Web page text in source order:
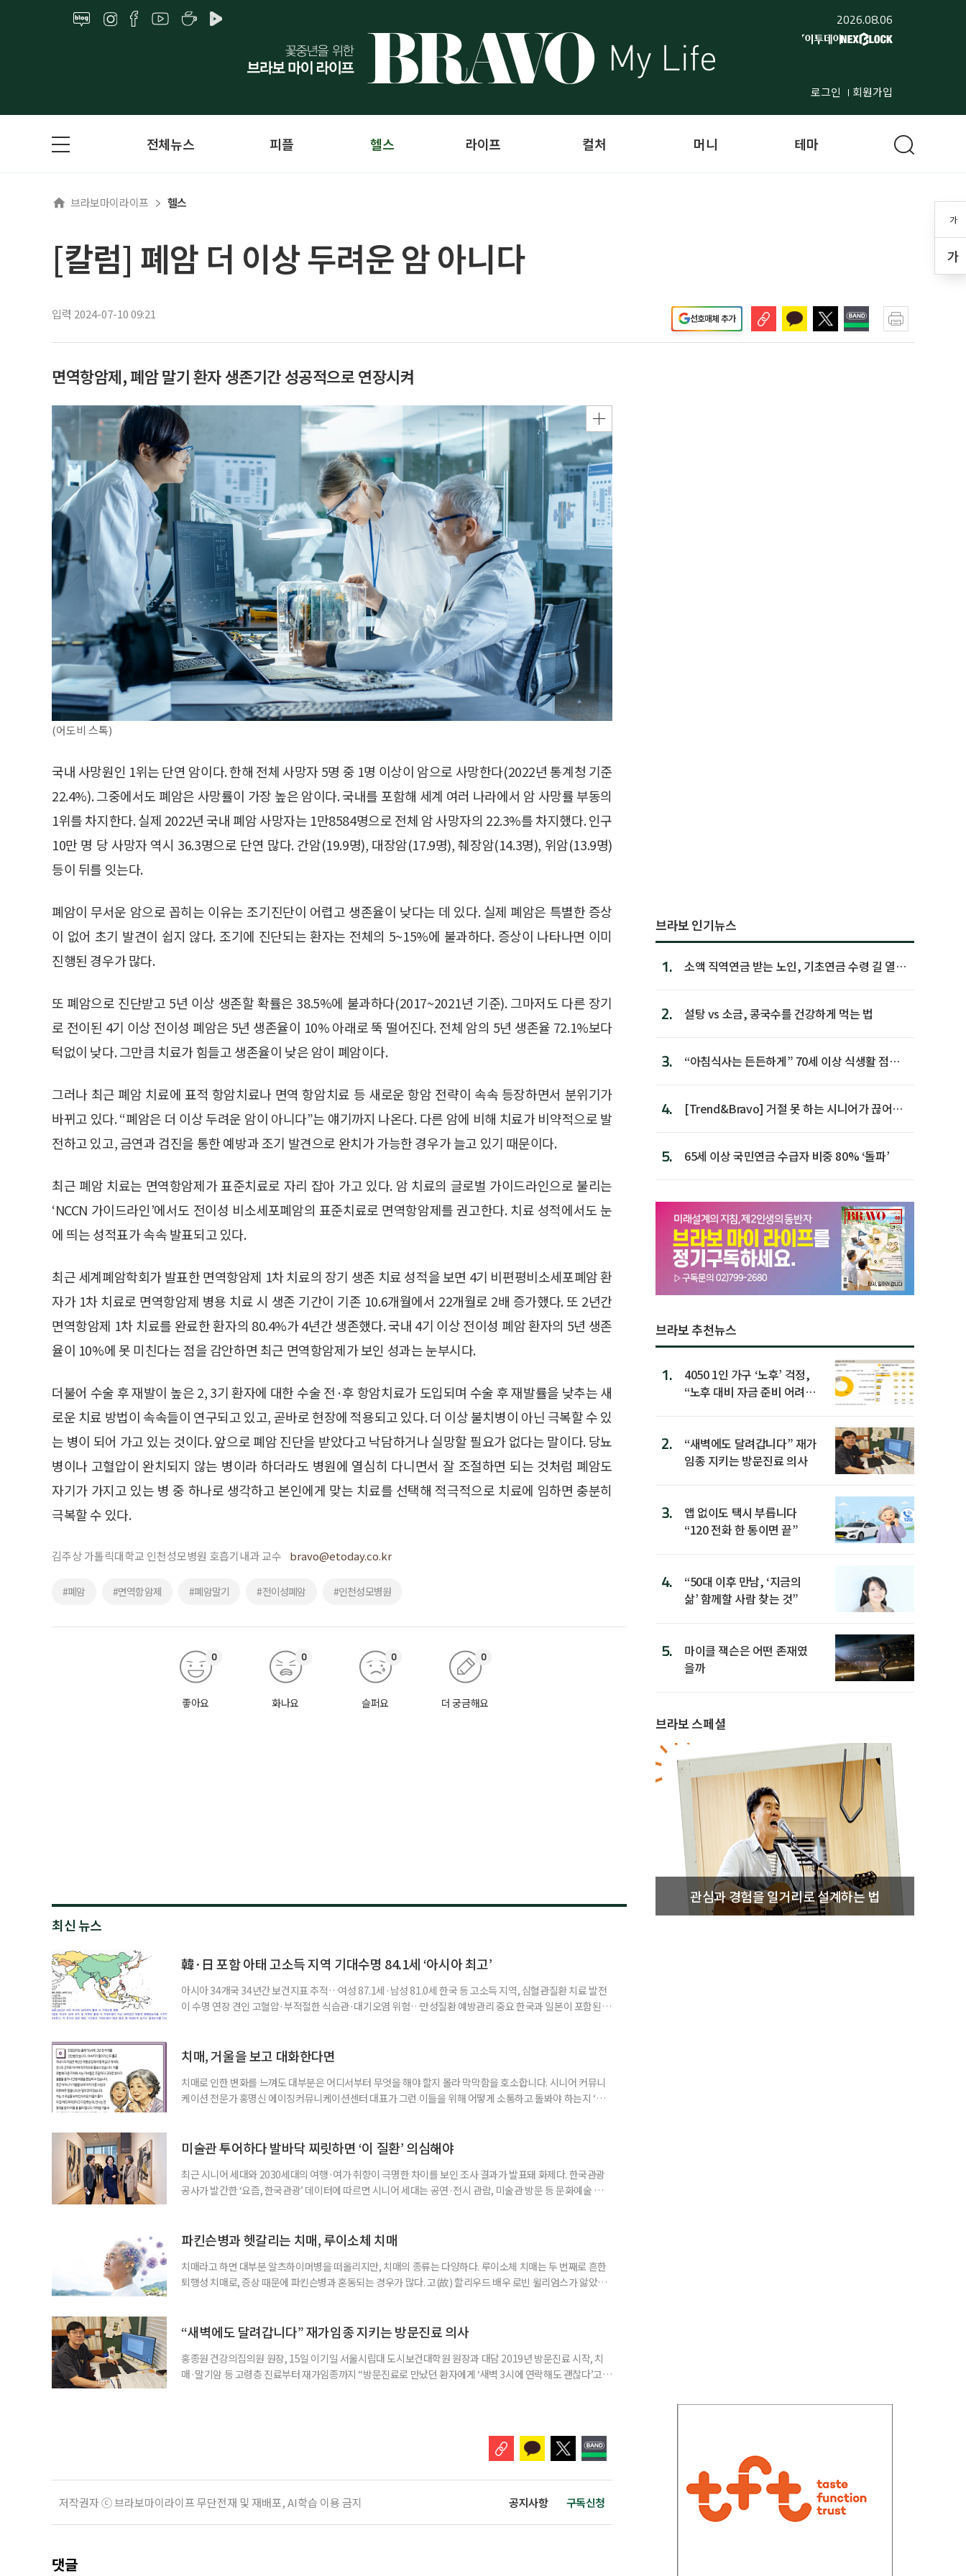
2026.08.06
로그인 회원가입
가
가
전체뉴스 피플 헬스 라이프 컬처 머니 테마
브라보마이라이프 헬스
[칼럼] 폐암 더 이상 두려운 암 아니다
입력 2024-07-10 09:21 선호매체 추가
면역항암제, 폐암 말기 환자 생존기간 성공적으로 연장시켜
(어도비 스톡)
국내 사망원인 1위는 단연 암이다. 한해 전체 사망자 5명 중 1명 이상이 암으로 사망한다(2022년 통계청 기준
22.4%). 그중에서도 폐암은 사망률이 가장 높은 암이다. 국내를 포함해 세계 여러 나라에서 암 사망률 부동의
1위를 차지한다. 실제 2022년 국내 폐암 사망자는 1만8584명으로 전체 암 사망자의 22.3%를 차지했다. 인구
10만 명 당 사망자 역시 36.3명으로 단연 많다. 간암(19.9명), 대장암(17.9명), 췌장암(14.3명), 위암(13.9명)
등이 뒤를 잇는다.
폐암이 무서운 암으로 꼽히는 이유는 조기진단이 어렵고 생존율이 낮다는 데 있다. 실제 폐암은 특별한 증상
이 없어 초기 발견이 쉽지 않다. 조기에 진단되는 환자는 전체의 5~15%에 불과하다. 증상이 나타나면 이미
진행된 경우가 많다.
또 폐암으로 진단받고 5년 이상 생존할 확률은 38.5%에 불과하다(2017~2021년 기준). 그마저도 다른 장기
로 전이된 4기 이상 전이성 폐암은 5년 생존율이 10% 아래로 뚝 떨어진다. 전체 암의 5년 생존율 72.1%보다
턱없이 낮다. 그만큼 치료가 힘들고 생존율이 낮은 암이 폐암이다.
그러나 최근 폐암 치료에 표적 항암치료나 면역 항암치료 등 새로운 항암 전략이 속속 등장하면서 분위기가
바뀌고 있다. “폐암은 더 이상 두려운 암이 아니다”는 얘기까지 나온다. 다른 암에 비해 치료가 비약적으로 발
전하고 있고, 금연과 검진을 통한 예방과 조기 발견으로 완치가 가능한 경우가 늘고 있기 때문이다.
최근 폐암 치료는 면역항암제가 표준치료로 자리 잡아 가고 있다. 암 치료의 글로벌 가이드라인으로 불리는
‘NCCN 가이드라인’에서도 전이성 비소세포폐암의 표준치료로 면역항암제를 권고한다. 치료 성적에서도 눈
에 띄는 성적표가 속속 발표되고 있다.
최근 세계폐암학회가 발표한 면역항암제 1차 치료의 장기 생존 치료 성적을 보면 4기 비편평비소세포폐암 환
자가 1차 치료로 면역항암제 병용 치료 시 생존 기간이 기존 10.6개월에서 22개월로 2배 증가했다. 또 2년간
면역항암제 1차 치료를 완료한 환자의 80.4%가 4년간 생존했다. 국내 4기 이상 전이성 폐암 환자의 5년 생존
율이 10%에 못 미친다는 점을 감안하면 최근 면역항암제가 보인 성과는 눈부시다.
더불어 수술 후 재발이 높은 2, 3기 환자에 대한 수술 전·후 항암치료가 도입되며 수술 후 재발률을 낮추는 새
로운 치료 방법이 속속들이 연구되고 있고, 곧바로 현장에 적용되고 있다. 더 이상 불치병이 아닌 극복할 수 있
는 병이 되어 가고 있는 것이다. 앞으로 폐암 진단을 받았다고 낙담하거나 실망할 필요가 없다는 말이다. 당뇨
병이나 고혈압이 완치되지 않는 병이라 하더라도 병원에 열심히 다니면서 잘 조절하면 되는 것처럼 폐암도
자기가 가지고 있는 병 중 하나로 생각하고 본인에게 맞는 치료를 선택해 적극적으로 치료에 임하면 충분히
극복할 수 있다.
김주상 가톨릭대학교 인천성모병원 호흡기내과 교수 bravo@etoday.co.kr
#폐암 #면역항암제 #폐암말기 #전이성폐암 #인천성모병원
좋아요
0
화나요
0
슬퍼요
0
더 궁금해요
0
최신 뉴스
韓·日 포함 아태 고소득 지역 기대수명 84.1세 ‘아시아 최고’
아시아 34개국 34년간 보건지표 추적…여성 87.1세·남성 81.0세 한국 등 고소득 지역, 심혈관질환 치료 발전
이 수명 연장 견인 고혈압·부적절한 식습관·대기오염 위험…만성질환 예방관리 중요 한국과 일본이 포함된 아
분석한 장기 추적 결과를 발표했다. 이번 연구에는 고려대와 경희대를 비롯해 연세대, 워싱턴대 보건계량평
치매, 거울을 보고 대화한다면
치매로 인한 변화를 느껴도 대부분은 어디서부터 무엇을 해야 할지 몰라 막막함을 호소합니다. 시니어 커뮤니
케이션 전문가 홍명신 에이징커뮤니케이션센터 대표가 그런 이들을 위해 어떻게 소통하고 돌봐야 하는지 ‘치
어릴 때는 거울 속 모습을 다른 사람으로 인식했습니다. 대개 두 살 무렵이 되면 ‘거울 속의 나’를 알아보지요.
미술관 투어하다 발바닥 찌릿하면 ‘이 질환’ 의심해야
최근 시니어 세대와 2030세대의 여행·여가 취향이 극명한 차이를 보인 조사 결과가 발표돼 화제다. 한국관광
공사가 발간한 ‘요즘, 한국관광’ 데이터에 따르면 시니어 세대는 공연·전시 관람, 미술관 방문 등 문화예술 공간
보여준다. 일각에선 취업난과 경제적 불확실성 속에 2030세대는 심리적 휴식과 복잡한 생각을 비워내는
파킨슨병과 헷갈리는 치매, 루이소체 치매
치매라고 하면 대부분 알츠하이머병을 떠올리지만, 치매의 종류는 다양하다. 루이소체 치매는 두 번째로 흔한
퇴행성 치매로, 증상 때문에 파킨슨병과 혼동되는 경우가 많다. 고(故) 할리우드 배우 로빈 윌리엄스가 앓았던
야 한다. 루이소체는 알파시뉴클레인(Alpha-synuclein)이라는 단백질이 비정상적으로 응집해 만
“새벽에도 달려갑니다” 재가임종 지키는 방문진료 의사
홍종원 건강의집의원 원장, 15일 이기일 서울시립대 도시보건대학원 원장과 대담 2019년 방문진료 시작, 치
매·말기암 등 고령층 진료부터 재가임종까지 “방문진료로 만났던 환자에게 ‘새벽 3시에 연락해도 괜찮다’고
저작권자 ⓒ 브라보마이라이프 무단전재 및 재배포, AI학습 이용 금지 공지사항 구독신청
댓글
브라보 인기뉴스
1.
소액 직역연금 받는 노인, 기초연금 수령 길 열린
2. 설탕 vs 소금, 콩국수를 건강하게 먹는 법
3.
“아침식사는 든든하게” 70세 이상 식생활 점수
4.
[Trend&Bravo] 거절 못 하는 시니어가 끊어야
5. 65세 이상 국민연금 수급자 비중 80% ‘돌파’
브라보 추천뉴스
1.
4050 1인 가구 ‘노후’ 걱정,
“노후 대비 자금 준비 어려
2.
“새벽에도 달려갑니다” 재가
임종 지키는 방문진료 의사
3.
앱 없이도 택시 부릅니다
“120 전화 한 통이면 끝”
4.
“50대 이후 만남, ‘지금의
삶’ 함께할 사람 찾는 것”
5.
마이클 잭슨은 어떤 존재였
을까
브라보 스페셜
관심과 경험을 일거리로 설계하는 법